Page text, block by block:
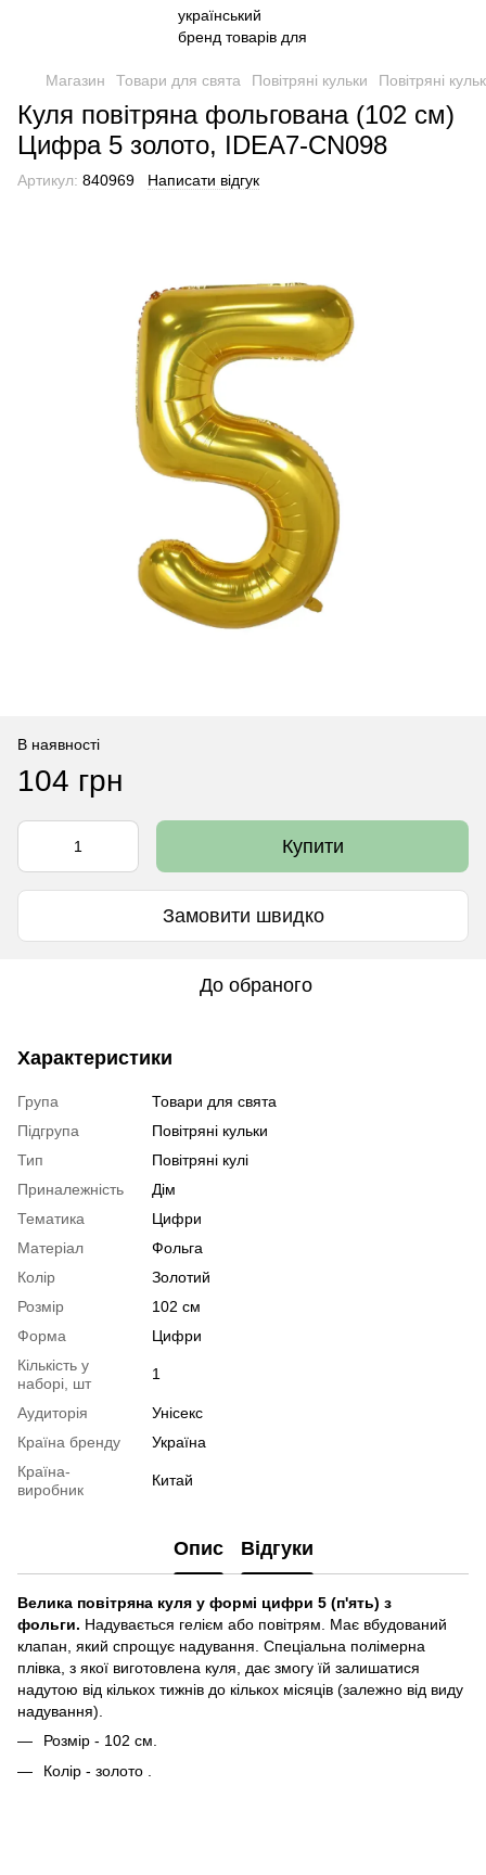
Магазин Товари для свята Повітряні кульки Повітряні
Куля повітряна фольгована (102 см)
Цифра 5 золото, IDEA7-CN098
Артикул: 840969 Написати відгук
В наявності
104 грн
Купити
Замовити швидко
До обраного
Характеристики
Група
Товари для свята
Підгрупа
Повітряні кульки
Тип
Повітряні кулі
Приналежність
Дім
Тематика
Цифри
Матеріал
Фольга
Колір
Золотий
Розмір
102 см
Форма
Цифри
Кількість у
наборі, шт
1
Аудиторія
Унісекс
Країна бренду
Україна
Країна-
виробник
Китай
Опис Відгуки
Велика повітряна куля у формі цифри 5 (п'ять) з
фольги. Надувається гелієм або повітрям. Має вбудований
клапан, який спрощує надування. Спеціальна полімерна
плівка, з якої виготовлена куля, дає змогу їй залишатися
надутою від кількох тижнів до кількох місяців (залежно від виду
надування).
Розмір - 102 см.
Колір - золото .